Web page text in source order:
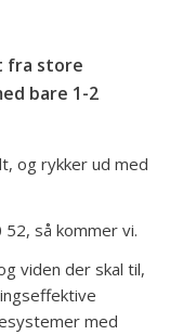
fra store
bare 1-2
og rykker ud med
så kommer vi.
viden der skal til,
med